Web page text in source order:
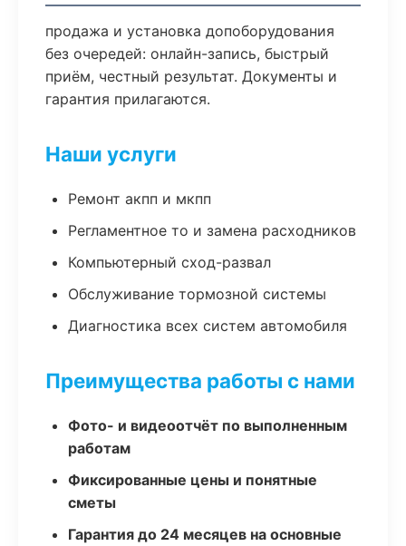
продажа и установка допоборудования
без очередей: онлайн-запись, быстрый
приём, честный результат. Документы и
гарантия прилагаются.
Наши услуги
Ремонт акпп и мкпп
Регламентное то и замена расходников
Компьютерный сход-развал
Обслуживание тормозной системы
Диагностика всех систем автомобиля
Преимущества работы с нами
Фото- и видеоотчёт по выполненным
работам
Фиксированные цены и понятные
сметы
Гарантия до 24 месяцев на основные